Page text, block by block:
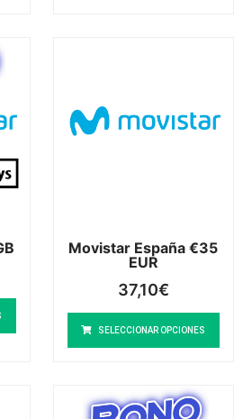
Movistar España €35
EUR
37,10€
SELECCIONAR OPCIONES